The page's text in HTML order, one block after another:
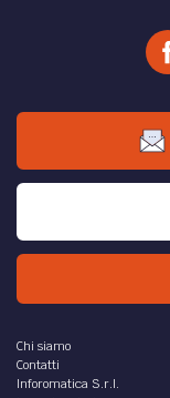
Chi siamo
Contatti
Inforomatica S.r.l.